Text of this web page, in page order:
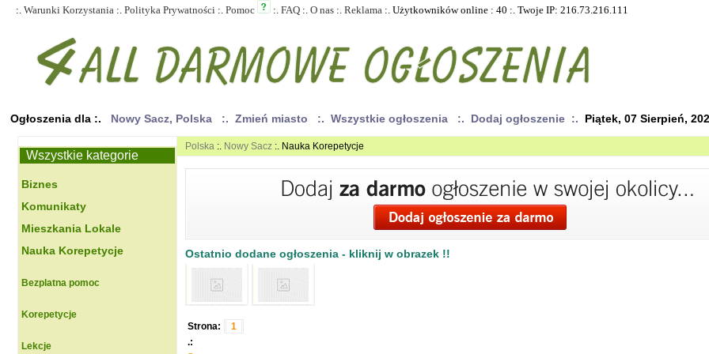
:. Warunki Korzystania :. Polityka Prywatności :. Pomoc :. FAQ :. O nas :. Reklama :. Użytkowników online : 40 :. Twoje IP: 216.73.216.111
Ogłoszenia dla :. Nowy Sacz, Polska :. Zmień miasto :. Wszystkie ogłoszenia :. Dodaj ogłoszenie :. Piątek, 07 Sierpień,
Wszystkie kategorie
Biznes
Komunikaty
Mieszkania Lokale
Nauka Korepetycje
Bezplatna pomoc
Korepetycje
Lekcje
Polska :. Nowy Sacz :. Nauka Korepetycje
Ostatnio dodane ogłoszenia - kliknij w obrazek !!
Strona:
1
.: